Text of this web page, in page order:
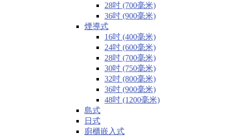
28吋 (700毫米)
36吋 (900毫米)
煙導式
16吋 (400毫米)
24吋 (600毫米)
28吋 (700毫米)
30吋 (750毫米)
32吋 (800毫米)
36吋 (900毫米)
48吋 (1200毫米)
島式
日式
廚櫃嵌入式